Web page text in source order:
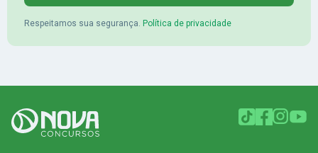
Respeitamos sua segurança. Política de privacidade